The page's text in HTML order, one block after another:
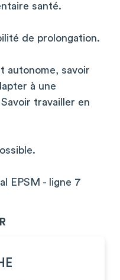
santé.
de prolongation.
autonome, savoir
à une
travailler en
EPSM - ligne 7